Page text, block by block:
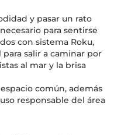
y pasar un rato
para sentirse
con sistema Roku,
salir a caminar por
al mar y la brisa
común, además
responsable del área